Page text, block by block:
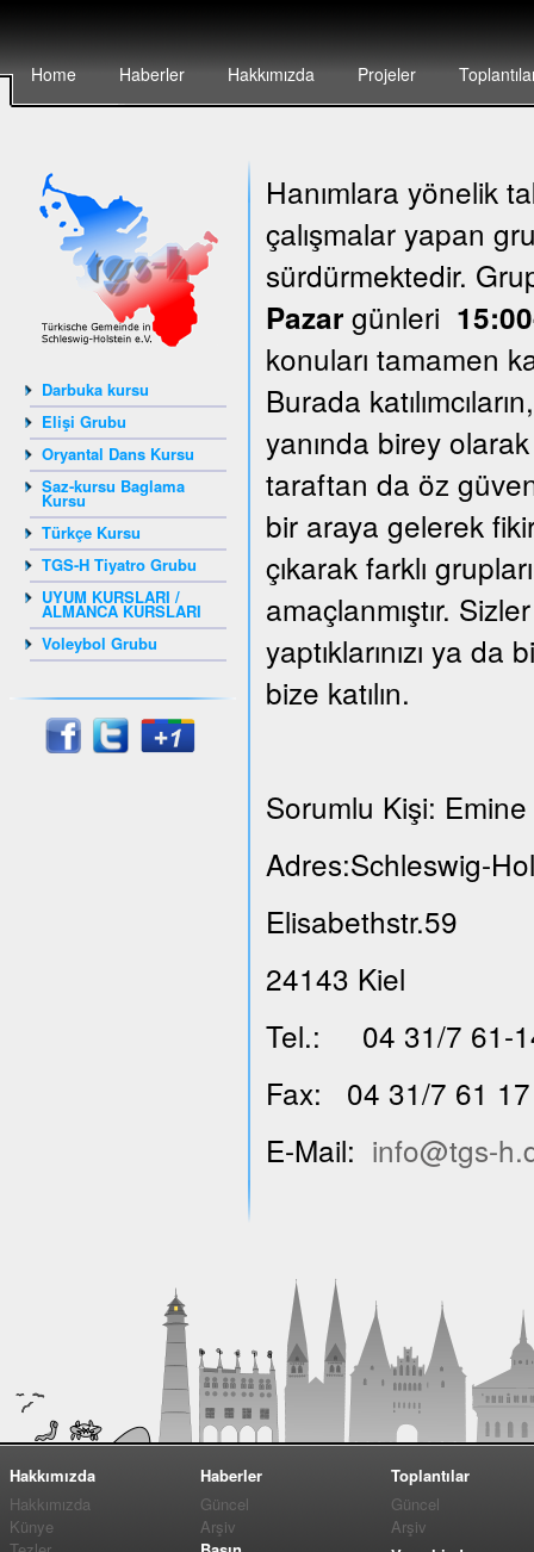
Home Haberler Hakkımızda Projeler
Darbuka kursu
Elişi Grubu
Oryantal Dans Kursu
Saz-kursu Baglama
Kursu
Türkçe Kursu
TGS-H Tiyatro Grubu
UYUM KURSLARI /
ALMANCA KURSLARI
Voleybol Grubu
Hanımlara yönelik
çalışmalar yapan
sürdürmektedir.
Pazargünleri
konuları tamamen
Burada
yanında birey
taraftan da öz
bir araya gelerek
çıkarak farklı
amaçlanmıştır.
yaptıklarınızı ya
bize katılın.
Sorumlu Kişi:
Adres:Schleswig-
Elisabethstr.59
24143 Kiel
Tel.: 04 31/7 61-
Fax: 04 31/7 61 17
E-Mail: info@tgs-
Hakkımızda
Hakkımızda
Künye
Haberler
Güncel
Arşiv
Toplantılar
Güncel
Arşiv